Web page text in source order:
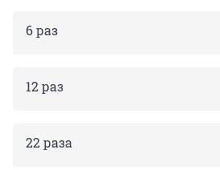
6 раз
12 раз
22 раза